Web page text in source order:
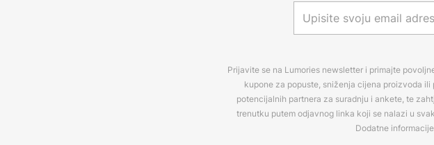
Prijavite se na Lumories newsletter i primajte
kupone za popuste, sniženja cijena proizvoda
potencijalnih partnera za suradnju i ankete, te
trenutku putem odjavnog linka koji se nalazi u
Dodatne